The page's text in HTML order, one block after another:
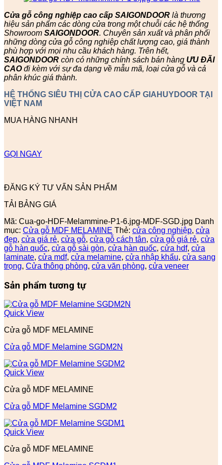
Cửa gỗ công nghiệp cao cấp SAIGONDOOR là thương
hiệu sản phẩm các dòng cửa trong một chuỗi các hệ thống
Showroom SAIGONDOOR. Chuyên sản xuất và phân phối
những dòng cửa gỗ công nghiệp chất lượng cao, giá thành
phù hợp với mọi nhu cầu khách hàng. Trên hết,
SAIGONDOOR còn có những chính sách bán hàng ƯU ĐÃI
CAOđi kèm với sự đa dạng về mẫu mã, loại cửa gỗ và cả
phân khúc giá thành.
HỆ THỐNG SIÊU THỊ CỬA CAO CẤP GIAHUYDOOR TẠI
VIỆT NAM
MUA HÀNG NHANH
GỌI NGAY
ĐĂNG KÝ TƯ VẤN SẢN PHẨM
TẢI BẢNG GIÁ
Mã: Cua-go-HDF-Melammine-P1-6.jpg-MDF-SGD.jpg Danh
mục: Cửa gỗ MDF MELAMINE Thẻ: cửa công nghiệp, cửa
đẹp, cửa giá rẻ, cửa gỗ, cửa gỗ cách tân, cửa gỗ giá rẻ, cửa
gỗ hàn quốc, cửa gỗ sài gòn, cửa hàn quốc, cửa hdf, cửa
laminate, cửa mdf, cửa melamine, cửa nhập khẩu, cửa sang
trọng, Cửa thông phòng, cửa văn phòng, cửa veneer
Sản phẩm tương tự
Quick View
Cửa gỗ MDF MELAMINE
Cửa gỗ MDF Melamine SGDM2N
Quick View
Cửa gỗ MDF MELAMINE
Cửa gỗ MDF Melamine SGDM2
Quick View
Cửa gỗ MDF MELAMINE